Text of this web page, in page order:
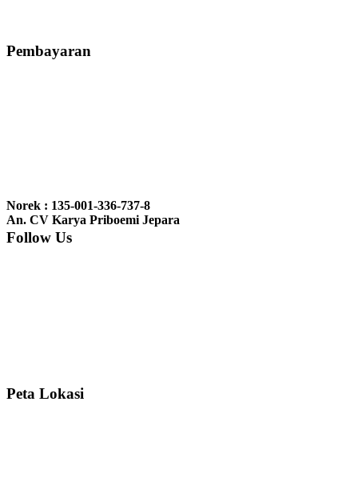
bale2 dan kursi teras saya sudah saya terima dan p...
nyesel deh beli geby...
Pembayaran
Norek : 135-001-336-737-8
An. CV Karya Priboemi Jepara
Follow Us
Peta Lokasi